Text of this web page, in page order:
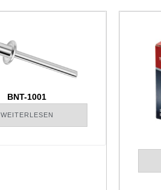
BNT-1001
WEITERLESEN